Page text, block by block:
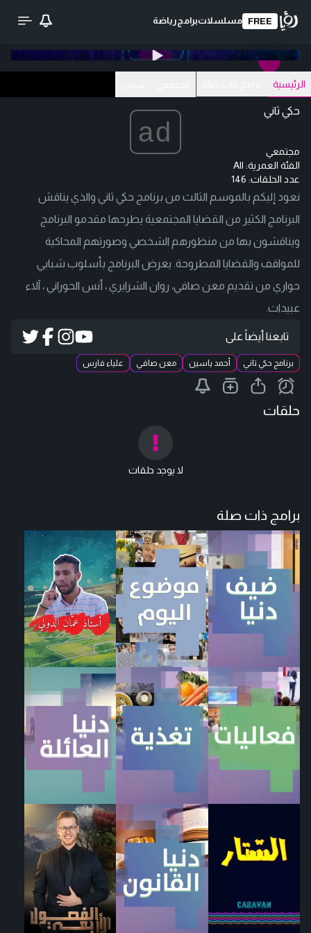
FREE مسلسلاتبرامج رياضة
تحميل الفيديو
الرئيسية
حكي ثاني
ad
مجتمعي
الفئة العمرية: All
عدد الحلقات: 146
نعود إليكم بالموسم الثالث من برنامج حكي ثاني والذي يناقش
البرنامج الكثير من القضايا المجتمعية يطرحها مقدمو البرنامج
ويناقشون بها من منظورهم الشخصي وصورتهم المحاكية
للمواقف والقضايا المطروحة. يعرض البرنامج بأسلوب شبابي
حواري من تقديم معن صافي، روان الشرايري ، أنس الحوراني ، آلاء
عبيدات.
تابعنا أيضاً على
برنامج حكي تاني أحمد ياسين معن صافي علياء فارس
حلقات
لا يوجد حلقات
برامج ذات صلة